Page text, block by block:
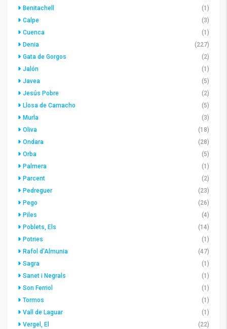
Benitachell
(1)
Calpe
(3)
Cuenca
(1)
Denia
(227)
Gata de Gorgos
(2)
Jalón
(1)
Javea
(5)
Jesús Pobre
(2)
Llosa de Camacho
(5)
Murla
(3)
Oliva
(18)
Ondara
(28)
Orba
(5)
Palmera
(1)
Parcent
(2)
Pedreguer
(23)
Pego
(26)
Piles
(4)
Poblets, Els
(14)
Potries
(1)
Rafol d'Almunia
(47)
Sagra
(1)
Sanet i Negrals
(1)
Son Ferriol
(1)
Tormos
(1)
Vall de Laguar
(1)
Vergel, El
(22)